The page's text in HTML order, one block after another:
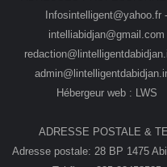
Infosintelligent@yahoo.fr -
intelliabidjan@gmail.com
Hébergeur web : LWS
ADRESSE POSTALE &
Adresse postale: 28 BP 1475